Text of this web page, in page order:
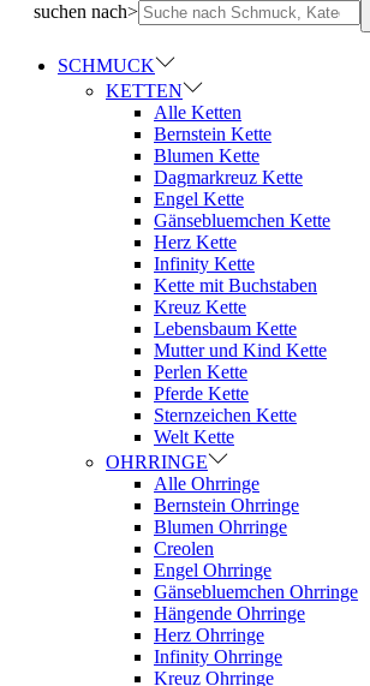
suchen nach>
SCHMUCK
KETTEN
Alle Ketten
Bernstein Kette
Blumen Kette
Dagmarkreuz Kette
Engel Kette
Gänsebluemchen Kette
Herz Kette
Infinity Kette
Kette mit Buchstaben
Kreuz Kette
Lebensbaum Kette
Mutter und Kind Kette
Perlen Kette
Pferde Kette
Sternzeichen Kette
Welt Kette
OHRRINGE
Alle Ohrringe
Bernstein Ohrringe
Blumen Ohrringe
Creolen
Engel Ohrringe
Gänsebluemchen Ohrringe
Hängende Ohrringe
Herz Ohrringe
Infinity Ohrringe
Kreuz Ohrringe